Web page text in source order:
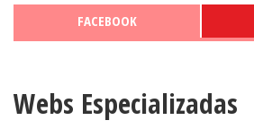
FACEBOOK
Webs Especializadas